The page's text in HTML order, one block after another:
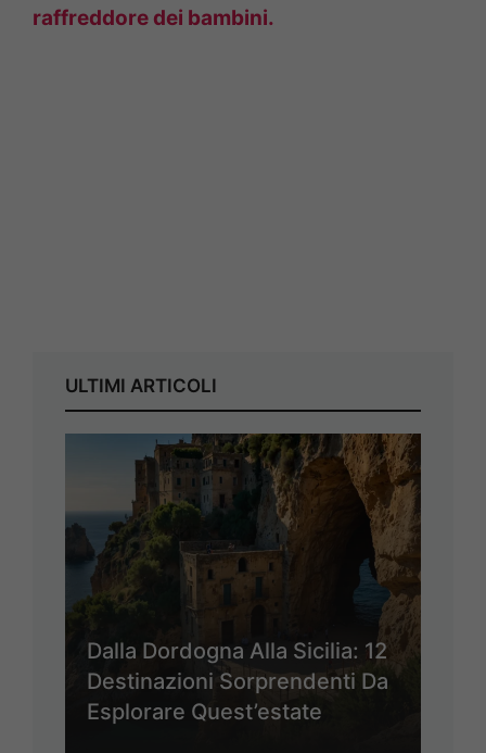
raffreddore dei bambini.
ULTIMI ARTICOLI
Dalla Dordogna Alla Sicilia: 12
Destinazioni Sorprendenti Da
Esplorare Quest’estate